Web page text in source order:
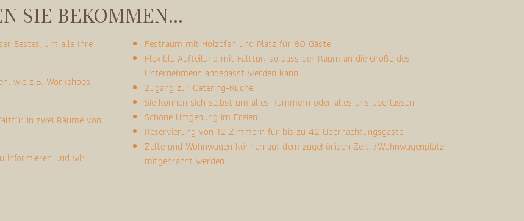
SIE BEKOMMEN...
Bestes, um alle Ihre
wie z.B. Workshops,
in zwei Räume von
informieren und wir
Festraum mit Holzofen und Platz für 80 Gäste
Flexible Aufteilung mit Falttür, so dass der Raum an die Größe des
Unternehmens angepasst werden kann
Zugang zur Catering-Küche
Sie können sich selbst um alles kümmern oder alles uns überlassen
Schöne Umgebung im Freien
Reservierung von 12 Zimmern für bis zu 42 Übernachtungsgäste
Zelte und Wohnwagen können auf dem zugehörigen Zelt-/Wohnwagenplatz
mitgebracht werden.